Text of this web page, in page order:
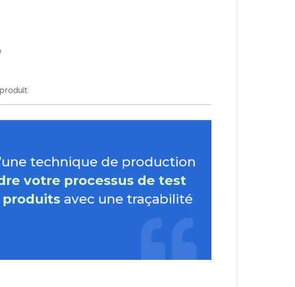
technique de production
votre processus de test
produits avec une traçabilité